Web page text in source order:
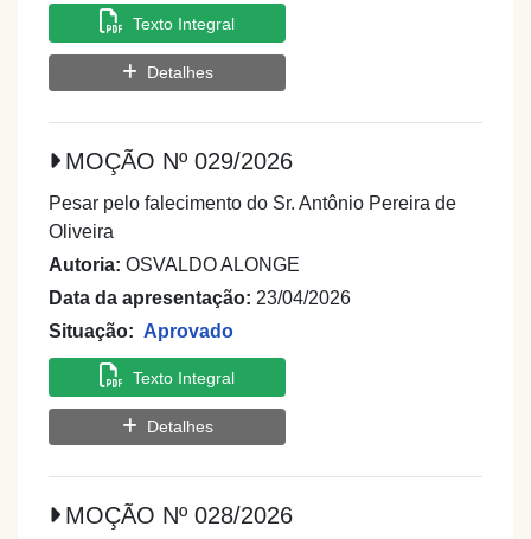
Texto Integral
Detalhes
MOÇÃO Nº 029/2026
Pesar pelo falecimento do Sr. Antônio Pereira de
Oliveira
Autoria: OSVALDO ALONGE
Data da apresentação: 23/04/2026
Situação: Aprovado
Texto Integral
Detalhes
MOÇÃO Nº 028/2026